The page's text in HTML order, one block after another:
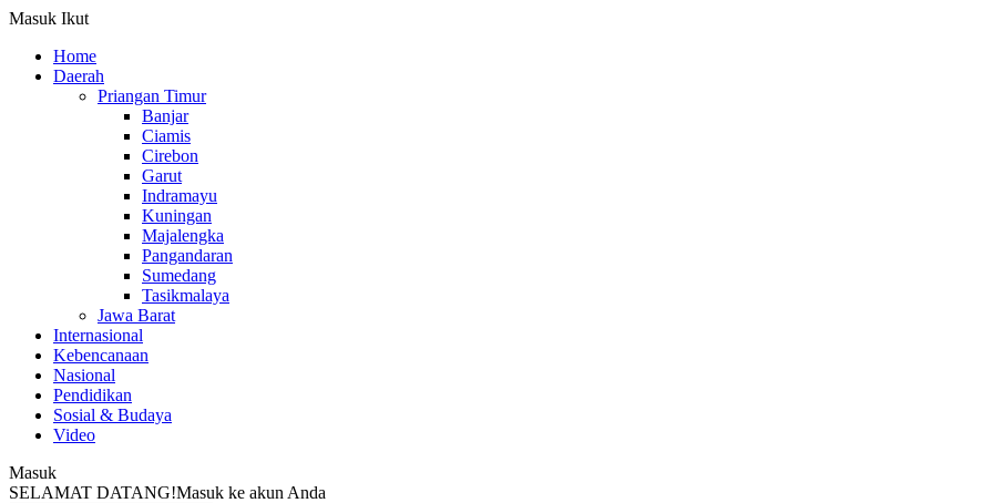
Masuk Ikut
Home
Daerah
Priangan Timur
Banjar
Ciamis
Cirebon
Garut
Indramayu
Kuningan
Majalengka
Pangandaran
Sumedang
Tasikmalaya
Jawa Barat
Internasional
Kebencanaan
Nasional
Pendidikan
Sosial & Budaya
Video
Masuk
SELAMAT DATANG!Masuk ke akun Anda